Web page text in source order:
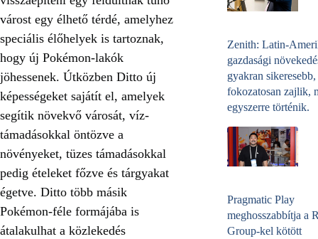
várost egy élhető térdé, amelyhez
speciális élőhelyek is tartoznak,
hogy új Pokémon-lakók
jöhessenek. Útközben Ditto új
képességeket sajátít el, amelyek
segítik növekvő városát, víz-
támadásokkal öntözve a
növényeket, tüzes támadásokkal
pedig ételeket főzve és tárgyakat
égetve. Ditto több másik
Pokémon-féle formájába is
átalakulhat a közlekedés
Zenith: Latin-
gazdasági
gyakran sikeresebb,
fokozatosan zajlik,
egyszerre történik.
Pragmatic Play
meghosszabbítja a
Group-kel kötött